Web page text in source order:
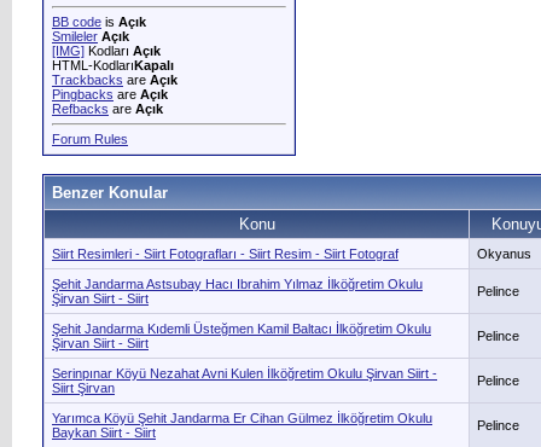
BB code is Açık
Smileler Açık
[IMG] Kodları Açık
HTML-KodlarıKapalı
Trackbacks are Açık
Pingbacks are Açık
Refbacks are Açık
Forum Rules
Benzer Konular
Konu
Siirt Resimleri - Siirt Fotografları - Siirt Resim - Siirt Fotograf Okyanus
Şehit Jandarma Astsubay Hacı Ibrahim Yılmaz İlköğretim Okulu
Şirvan Siirt - Siirt
Pelince
Şehit Jandarma Kıdemli Üsteğmen Kamil Baltacı İlköğretim Okulu
Şirvan Siirt - Siirt
Pelince
Serinpınar Köyü Nezahat Avni Kulen İlköğretim Okulu Şirvan Siirt -
Siirt Şirvan
Pelince
Yarımca Köyü Şehit Jandarma Er Cihan Gülmez İlköğretim Okulu
Baykan Siirt - Siirt
Pelince